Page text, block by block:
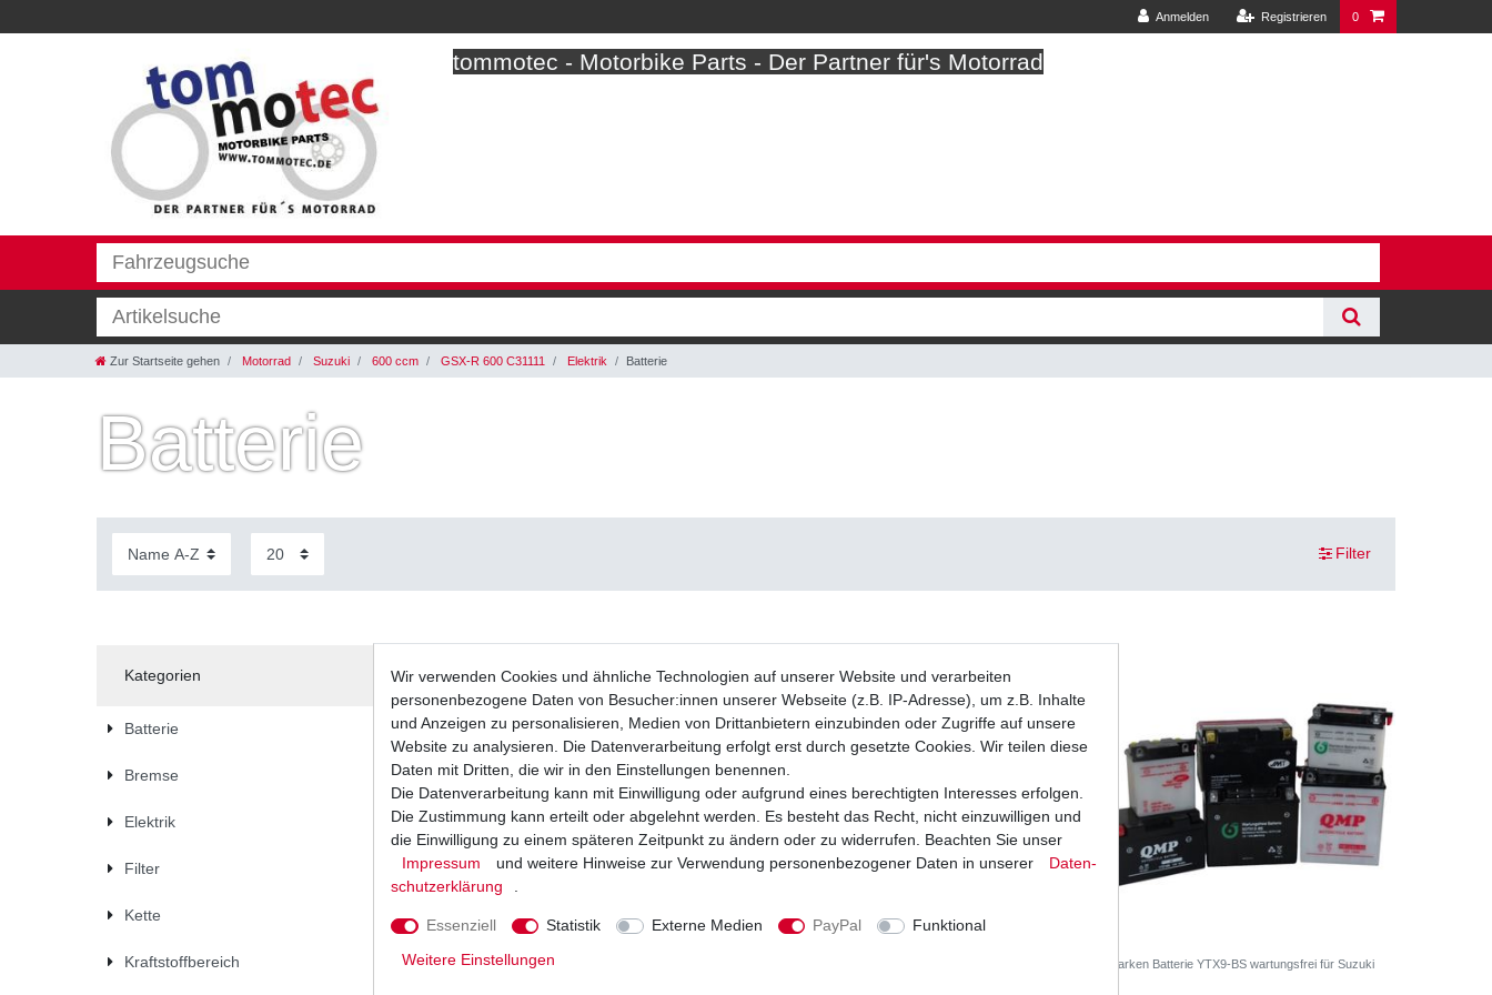
Anmelden Registrieren 0
tommotec - Motorbike Parts - Der Partner für's Motorrad
Zur Startseite gehen Motorrad Suzuki 600 ccm GSX-R 600 C31111 Elektrik Batterie
Batterie
Filter
Kategorien
Batterie
Bremse
Elektrik
Filter
Kette
Kraftstoffbereich
GEL Batterie YTX9-BS Suzuki GSX-R 600 AD B2
Marken Batterie YTX9-BS wartungsfrei für Suzuki
Wir verwenden Cookies und ähnliche Technologien auf unserer Website und verarbeiten
personenbezogene Daten von Besucher:innen unserer Webseite (z.B. IP-Adresse), um z.B. Inhalte
und Anzeigen zu personalisieren, Medien von Drittanbietern einzubinden oder Zugriffe auf unsere
Website zu analysieren. Die Datenverarbeitung erfolgt erst durch gesetzte Cookies. Wir teilen diese
Daten mit Dritten, die wir in den Einstellungen benennen.
Die Datenverarbeitung kann mit Einwilligung oder aufgrund eines berechtigten Interesses erfolgen.
Die Zustimmung kann erteilt oder abgelehnt werden. Es besteht das Recht, nicht einzuwilligen und
die Einwilligung zu einem späteren Zeitpunkt zu ändern oder zu widerrufen. Beachten Sie unser
Impressum
und weitere Hinweise zur Verwendung personenbezogener Daten in unserer
Daten­
schutz­erklärung
Essenziell Statistik Externe Medien PayPal
Funktional
Weitere Einstellungen